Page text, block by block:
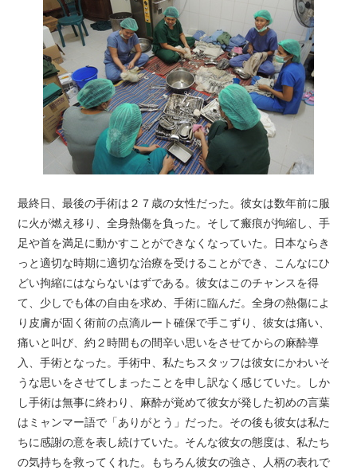
最終日、最後の手術は２７歳の女性だった。彼女は数年前に服
に火が燃え移り、全身熱傷を負った。そして瘢痕が拘縮し、手
足や首を満足に動かすことができなくなっていた。日本ならき
っと適切な時期に適切な治療を受けることができ、こんなにひ
どい拘縮にはならないはずである。彼女はこのチャンスを得
て、少しでも体の自由を求め、手術に臨んだ。全身の熱傷によ
り皮膚が固く術前の点滴ルート確保で手こずり、彼女は痛い、
痛いと叫び、約２時間もの間辛い思いをさせてからの麻酔導
入、手術となった。手術中、私たちスタッフは彼女にかわいそ
うな思いをさせてしまったことを申し訳なく感じていた。しか
し手術は無事に終わり、麻酔が覚めて彼女が発した初めの言葉
はミャンマー語で「ありがとう」だった。その後も彼女は私た
ちに感謝の意を表し続けていた。そんな彼女の態度は、私たち
の気持ちを救ってくれた。もちろん彼女の強さ、人柄の表れで